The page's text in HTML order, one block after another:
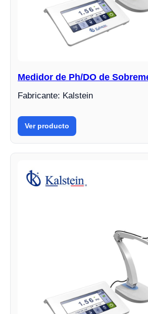
Medidor de Ph/DO de
Fabricante: Kalstein
Ver producto